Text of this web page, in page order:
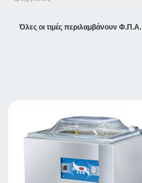
Όλες οι τιμές περιλαμβάνουν Φ.Π.Α.